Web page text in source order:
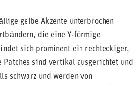
gelbe Akzente unterbrochen
die eine Y-förmige
sich prominent ein rechteckiger,
Patches sind vertikal ausgerichtet und
schwarz und werden von